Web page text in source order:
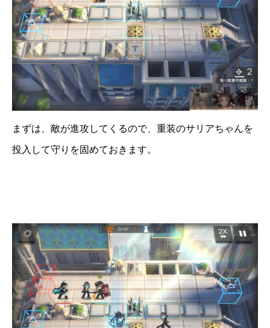
まずは、敵が進攻してくるので、重装のサリアちゃんを
投入して守りを固めておきます。